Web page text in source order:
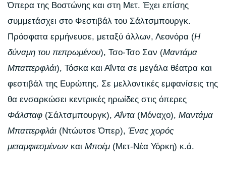
Όπερα της Βοστώνης και στη Μετ. Έχει επίσης
συμμετάσχει στο Φεστιβάλ του Σάλτσμπουργκ.
Πρόσφατα ερμήνευσε, μεταξύ άλλων, Λεονόρα (Η
δύναμη του πεπρωμένου), Τσο-Τσο Σαν (Μαντάμα
Μπαττερφλάι), Τόσκα και Αΐντα σε μεγάλα θέατρα και
φεστιβάλ της Ευρώπης. Σε μελλοντικές εμφανίσεις της
θα ενσαρκώσει κεντρικές ηρωίδες στις όπερες
Φάλσταφ (Σάλτσμπουργκ),Αΐντα (Μόναχο), Μαντάμα
Μπαττερφλάι (Ντώυτσε Όπερ), Ένας χορός
μεταμφιεσμένων και Μποέμ (Μετ-Νέα Υόρκη) κ.ά.